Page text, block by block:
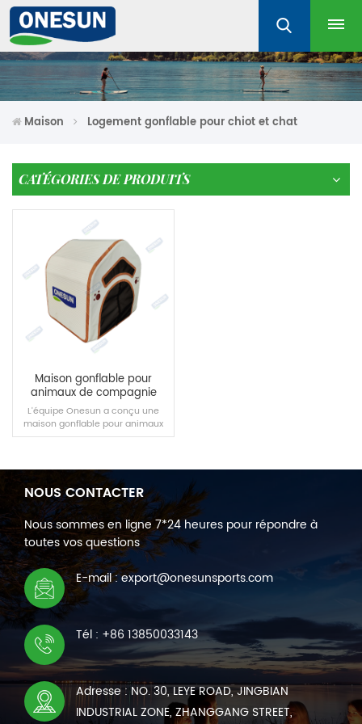
Maison Logement gonflable pour chiot et chat
CATÉGORIES DE PRODUITS
Maison gonflable pour
animaux de compagnie
L'équipe Onesun a conçu une
maison gonflable pour animaux
spécialement pour divers petits
une gestion facile des animaux.
LIRE LA SUITE
NOUS CONTACTER
Nous sommes en ligne 7*24 heures pour répondre à
toutes vos questions
E-mail : export@onesunsports.com
Tél : +86 13850033143
Adresse : NO. 30, LEYE ROAD, JINGBIAN
INDUSTRIAL ZONE, ZHANGGANG STREET,